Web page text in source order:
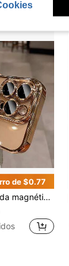
de $0.77
15/14pro/14promax/14plus/14/13pro/13promax/13/12pro/12promax/12/11promax/11/11pro, regalo de cumpleaños, primavera, aniversario, regalo para mamá